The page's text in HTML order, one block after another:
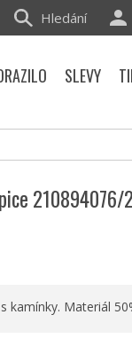
210894076/
kamínky. Materiál
Hledání
SLEVY